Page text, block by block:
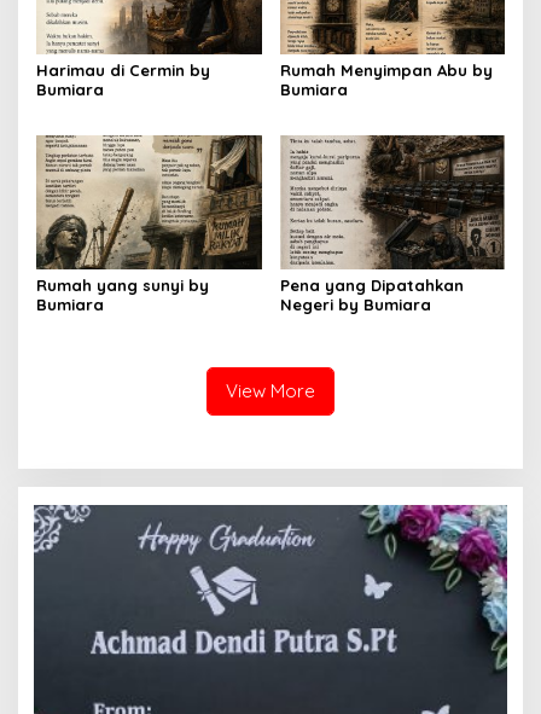
Harimau di Cermin by
Bumiara
Rumah Menyimpan Abu by
Bumiara
Rumah yang sunyi by
Bumiara
Pena yang Dipatahkan
Negeri by Bumiara
View More